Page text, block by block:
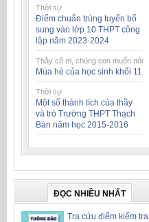
Thời sự
Điểm chuẩn trúng tuyển bổ
sung vào lớp 10 THPT công
lập năm 2023-2024
Thầy cô ơi, chúng con muốn nói
Mùa hè của học sinh khối 11
Thời sự
Một số thành tích của thầy
và trò Trường THPT Thạch
Bàn năm học 2015-2016
ĐỌC NHIỀU NHẤT
Tra cứu điểm kiểm tra